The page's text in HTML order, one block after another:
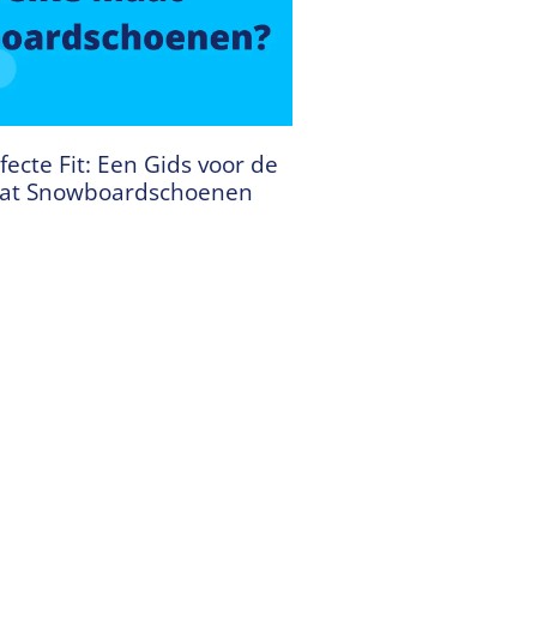
Fit: Een Gids voor de
Snowboardschoenen